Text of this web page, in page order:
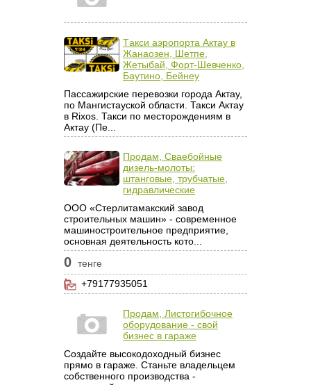
Tакси аэропорта Актау в
Жанаозен, Шетпе,
Жетыбай, Форт-Шевченко,
Баутино, Бейнеу
Пассажирские перевозки города Актау,
по Мангистауской области. Такси Актау
в Rixos. Такси по месторождениям в
Актау (Пе...
Продам, Сваебойные
дизель-молоты:
штанговые, трубчатые,
гидравлические
ООО «Стерлитамакский завод
строительных машин» - современное
машиностроительное предприятие,
основная деятельность кото...
0 тенге
+79177935051
Продам, Листогибочное
оборудование - свой
бизнес в гараже
Создайте высокодоходный бизнес
прямо в гараже. Станьте владельцем
собственного производства -